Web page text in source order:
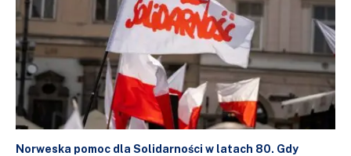
Norweska pomoc dla Solidarności w latach 80. Gdy